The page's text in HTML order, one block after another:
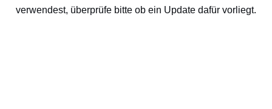
verwendest, überprüfe bitte ob ein Update dafür vorliegt.